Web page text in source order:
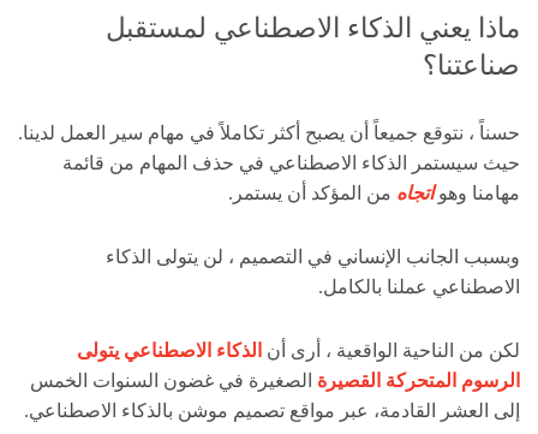
ماذا يعني الذكاء الاصطناعي لمستقبل
صناعتنا؟
حسناً ، نتوقع جميعاً أن يصبح أكثر تكاملاً في مهام سير العمل لدينا.
حيث سيستمر الذكاء الاصطناعي في حذف المهام من قائمة
مهامنا وهواتجاه من المؤكد أن يستمر.
وبسبب الجانب الإنساني في التصميم ، لن يتولى الذكاء
الاصطناعي عملنا بالكامل.
لكن من الناحية الواقعية ، أرى أن الذكاء الاصطناعي يتولى
الرسوم المتحركة القصيرة الصغيرة في غضون السنوات الخمس
إلى العشر القادمة، عبر مواقع تصميم موشن بالذكاء الاصطناعي.